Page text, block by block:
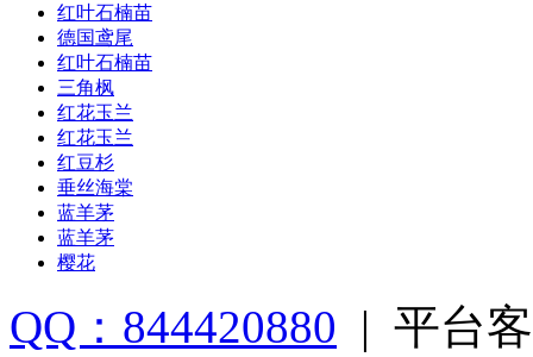
红叶石楠苗
德国鸢尾
红叶石楠苗
三角枫
红花玉兰
红花玉兰
红豆杉
垂丝海棠
蓝羊茅
蓝羊茅
樱花
QQ：844420880 | 平台